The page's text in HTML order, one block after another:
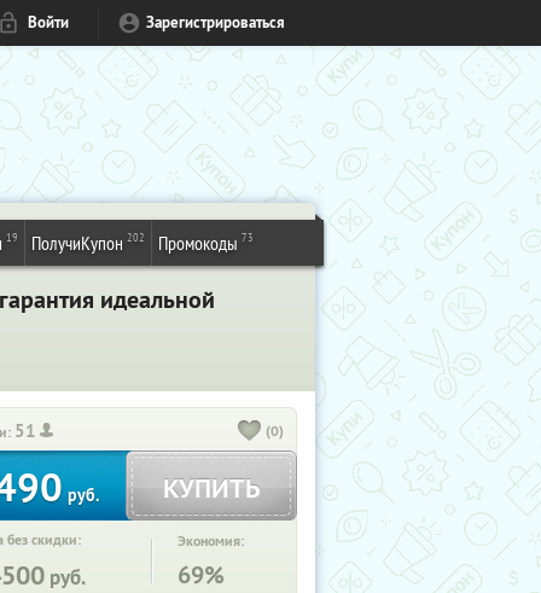
Войти Зарегистрироваться
19 ПолучиКупон 202 Промокоды 73
идеальной
51 (0)
руб. КУПИТЬ
без скидки:
руб.
Экономия:
69%